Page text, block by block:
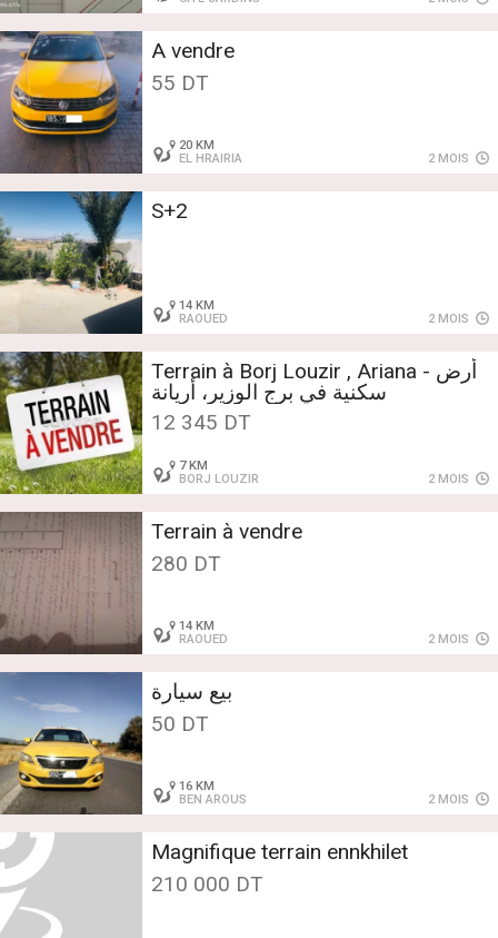
A vendre
55 DT
20 KM
EL HRAIRIA
2 MOIS
S+2
14 KM
RAOUED
2 MOIS
Terrain à Borj Louzir , Ariana - أرض
سكنية في برج الوزير، أريانة
12 345 DT
7 KM
BORJ LOUZIR
2 MOIS
Terrain à vendre
280 DT
14 KM
RAOUED
2 MOIS
بيع سيارة
50 DT
16 KM
BEN AROUS
2 MOIS
Magnifique terrain ennkhilet
210 000 DT